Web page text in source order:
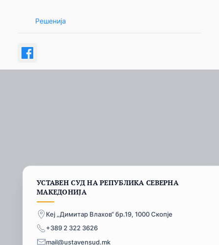
Решенија
УСТАВЕН СУД НА РЕПУБЛИКА СЕВЕРНА
МАКЕДОНИЈА
Кеј „Димитар Влахов“ бр.19, 1000 Скопје
+389 2 322 3626
mail@ustavensud.mk